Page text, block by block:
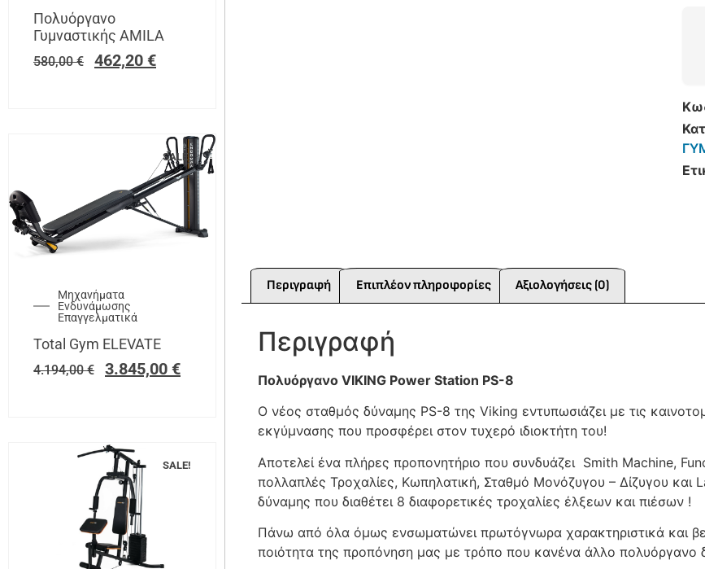
Πολυόργανο
Γυμναστικής AMILA
580,00€ 462,20 €
SALE!
Μηχανήματα
Ενδυνάμωσης
Επαγγελματικά
Total Gym ELEVATE
4.194,00€ 3.845,00 €
SALE!
Περιγραφή Επιπλέον πληροφορίες Αξιολογήσεις (0)
Περιγραφή
Πολυόργανο VIKING Power Station PS-8
O νέος σταθμός δύναμης PS-8 της Viking εντυπωσιάζει με τις
εκγύμνασης που προσφέρει στον τυχερό ιδιοκτήτη του!
Αποτελεί ένα πλήρες προπονητήριο που συνδυάζει Smith Machine,
πολλαπλές Τροχαλίες, Κωπηλατική, Σταθμό Μονόζυγου – Δίζυγου και
δύναμης που διαθέτει 8 διαφορετικές τροχαλίες έλξεων και πιέσων !
Πάνω από όλα όμως ενσωματώνει πρωτόγνωρα χαρακτηριστικά και
ποιότητα της προπόνηση μας με τρόπο που κανένα άλλο πολυόργανο